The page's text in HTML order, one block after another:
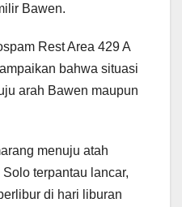
Bawen.
Rest Area 429 A
bahwa situasi
arah Bawen maupun
menuju atah
terpantau lancar,
di hari liburan